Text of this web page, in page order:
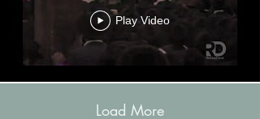
Play Video
Load More